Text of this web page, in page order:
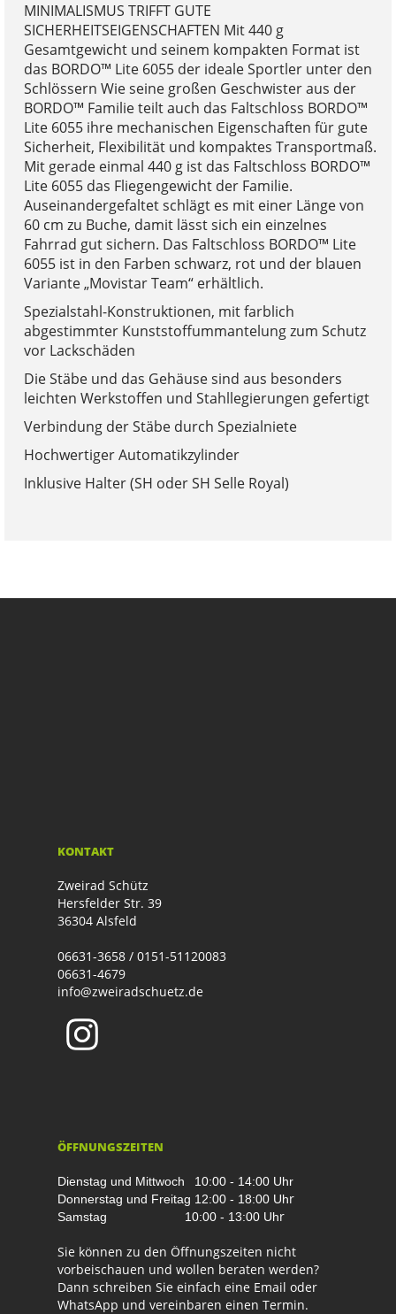
MINIMALISMUS TRIFFT GUTE
SICHERHEITSEIGENSCHAFTEN Mit 440 g
Gesamtgewicht und seinem kompakten Format ist
das BORDO™ Lite 6055 der ideale Sportler unter den
Schlössern Wie seine großen Geschwister aus der
BORDO™ Familie teilt auch das Faltschloss BORDO™
Lite 6055 ihre mechanischen Eigenschaften für gute
Sicherheit, Flexibilität und kompaktes Transportmaß.
Mit gerade einmal 440 g ist das Faltschloss BORDO™
Lite 6055 das Fliegengewicht der Familie.
Auseinandergefaltet schlägt es mit einer Länge von
60 cm zu Buche, damit lässt sich ein einzelnes
Fahrrad gut sichern. Das Faltschloss BORDO™ Lite
6055 ist in den Farben schwarz, rot und der blauen
Variante „Movistar Team“ erhältlich.
Spezialstahl-Konstruktionen, mit farblich
abgestimmter Kunststoffummantelung zum Schutz
vor Lackschäden
Die Stäbe und das Gehäuse sind aus besonders
leichten Werkstoffen und Stahllegierungen gefertigt
Verbindung der Stäbe durch Spezialniete
Hochwertiger Automatikzylinder
Inklusive Halter (SH oder SH Selle Royal)
KONTAKT
Zweirad Schütz
Hersfelder Str. 39
36304 Alsfeld
06631-3658 / 0151-51120083
06631-4679
info@zweiradschuetz.de
ÖFFNUNGSZEITEN
Dienstag und Mittwoch
10:00 - 14:00 Uhr
Donnerstag und Freitag 12:00 - 18:00 Uhr
Samstag 10:00 - 13:00 Uhr
Sie können zu den Öffnungszeiten nicht
vorbeischauen und wollen beraten werden?
Dann schreiben Sie einfach eine Email oder
WhatsApp und vereinbaren einen Termin.